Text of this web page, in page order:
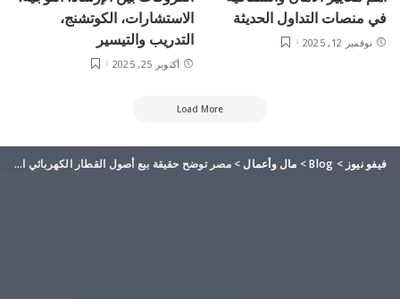
في منصات التداول الحديثة
نوفمبر 12, 2025
الاستشارات، الكوتشنج،
التدريب والتيسير
أكتوبر 25, 2025
Load More
فيفو نيوز >
Blog
> مال وأعمال >مصر توضح حقيقة بيع أصول القطار الكهربائي السريع لسداد قروض التنفيذ